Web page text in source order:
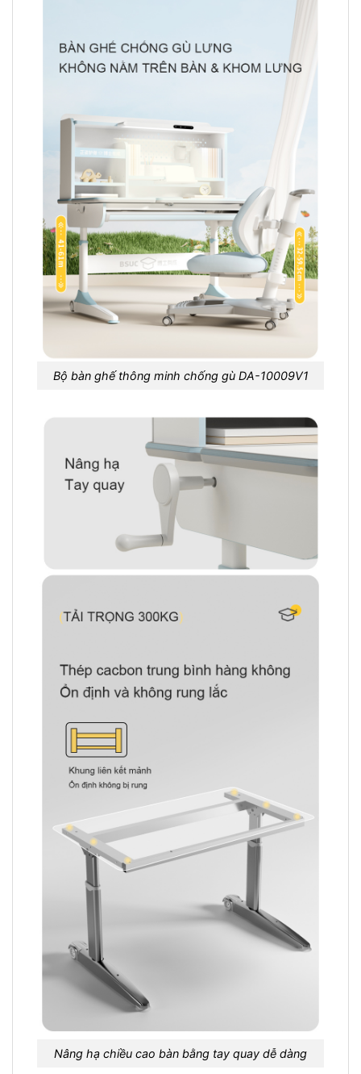
Bộ bàn ghế thông minh chống gù DA-10009V1
Nâng hạ chiều cao bàn bằng tay quay dễ dàng